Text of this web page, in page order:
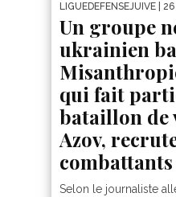
LIGUEDEFENSEJUIVE |
Un groupe
ukrainien
qui fait
bataillon de
Azov,
Selon le journaliste